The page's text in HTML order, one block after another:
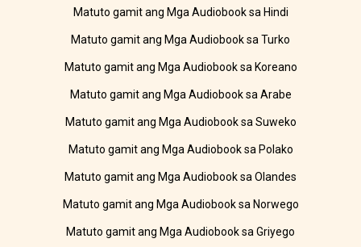
Matuto gamit ang Mga Audiobook sa Hindi
Matuto gamit ang Mga Audiobook sa Turko
Matuto gamit ang Mga Audiobook sa Koreano
Matuto gamit ang Mga Audiobook sa Arabe
Matuto gamit ang Mga Audiobook sa Suweko
Matuto gamit ang Mga Audiobook sa Polako
Matuto gamit ang Mga Audiobook sa Olandes
Matuto gamit ang Mga Audiobook sa Norwego
Matuto gamit ang Mga Audiobook sa Griyego